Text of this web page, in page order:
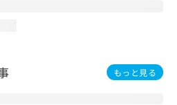
もっと見る